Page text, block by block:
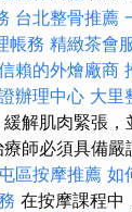
台北整骨推薦
帳務 精緻茶會
賴的外燴廠商
辦理中心 大里
解肌肉緊張
師必須具備嚴
區按摩推薦 如
在按摩課程中